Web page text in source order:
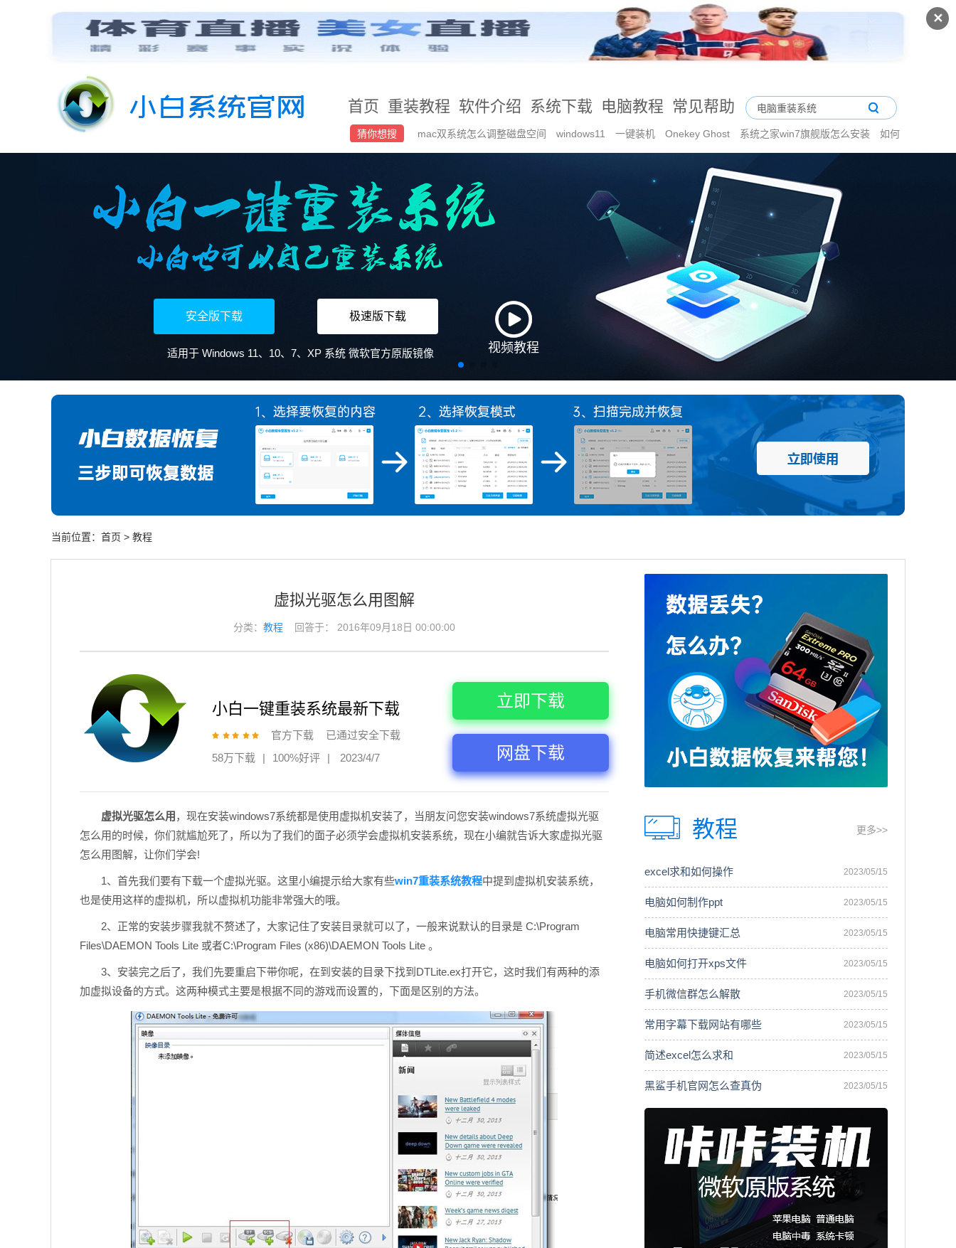
✕
首页 重装教程 软件介绍 系统下载 电脑教程 常见帮助
猜你想搜 mac双系统怎么调整磁盘空间 windows11 一键装机 Onekey Ghost 系统之家win7旗舰版怎么安装
如何
安全版下载 极速版下载
适用于 Windows 11、10、7、XP 系统 微软官方原版镜像 视频教程
当前位置： 首页 > 教程
虚拟光驱怎么用图解
分类：教程 回答于： 2016年09月18日 00:00:00
小白一键重装系统最新下载
官方下载
已通过安全下载
58万下载
| 100%好评 | 2023/4/7
立即下载
网盘下载
虚拟光驱怎么用 ，现在安装windows7系统都是使用虚拟机安装了，当朋友问您安装windows7系统虚拟光驱
怎么用的时候，你们就尴尬死了，所以为了我们的面子必须学会虚拟机安装系统，现在小编就告诉大家虚拟光驱
怎么用图解，让你们学会!
1、首先我们要有下载一个虚拟光驱。这里小编提示给大家有些win7重装系统教程中提到虚拟机安装系统，
也是使用这样的虚拟机，所以虚拟机功能非常强大的哦。
2、正常的安装步骤我就不赘述了，大家记住了安装目录就可以了，一般来说默认的目录是 C:\Program
Files\DAEMON Tools Lite 或者C:\Program Files (x86)\DAEMON Tools Lite 。
3、安装完之后了，我们先要重启下带你呢，在到安装的目录下找到DTLite.ex打开它，这时我们有两种的添
加虚拟设备的方式。这两种模式主要是根据不同的游戏而设置的，下面是区别的方法。
教程 更多>>
excel求和如何操作 2023/05/15
电脑如何制作ppt 2023/05/15
电脑常用快捷键汇总 2023/05/15
电脑如何打开xps文件 2023/05/15
手机微信群怎么解散 2023/05/15
常用字幕下载网站有哪些 2023/05/15
简述excel怎么求和 2023/05/15
黑鲨手机官网怎么查真伪 2023/05/15